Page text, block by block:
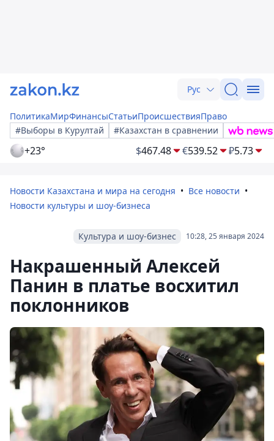
Рус
ПолитикаМирФинансыСтатьиПроисшествияПраво
#Выборы в Курултай
#Казахстан в сравнении
+23° $467.48 €539.52 ₽5.73
Новости Казахстана и мира на сегодня
Все новости
Новости культуры и шоу-бизнеса
10:28, 25 января 2024
Культура и шоу-бизнес
Накрашенный Алексей
Панин в платье восхитил
поклонников